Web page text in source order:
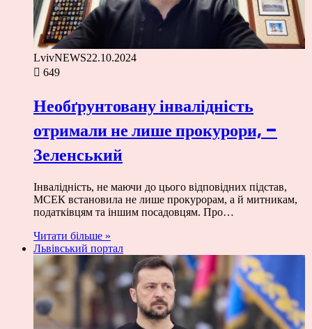
LvivNEWS22.10.2024
649
Необґрунтовану інвалідність
отримали не лише прокурори, –
Зеленський
Інвалідність, не маючи до цього відповідних підстав,
МСЕК встановила не лише прокурорам, а й митникам,
податківцям та іншим посадовцям. Про…
Читати більше »
Львівський портал